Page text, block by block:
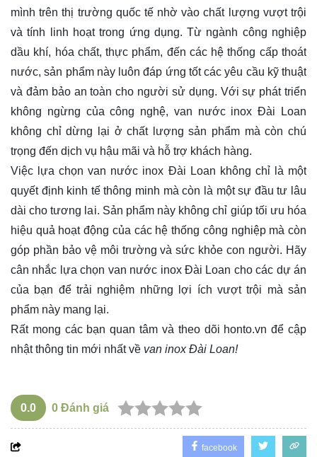
mình trên thị trường quốc tế nhờ vào chất lượng vượt trội
và tính linh hoạt trong ứng dụng. Từ ngành công nghiệp
dầu khí, hóa chất, thực phẩm, đến các hệ thống cấp thoát
nước, sản phẩm này luôn đáp ứng tốt các yêu cầu kỹ thuật
và đảm bảo an toàn cho người sử dụng. Với sự phát triển
không ngừng của công nghệ, van nước inox Đài Loan
không chỉ dừng lại ở chất lượng sản phẩm mà còn chú
trọng đến dịch vụ hậu mãi và hỗ trợ khách hàng.
Việc lựa chọn van nước inox Đài Loan không chỉ là một
quyết định kinh tế thông minh mà còn là một sự đầu tư lâu
dài cho tương lai. Sản phẩm này không chỉ giúp tối ưu hóa
hiệu quả hoạt động của các hệ thống công nghiệp mà còn
góp phần bảo vệ môi trường và sức khỏe con người. Hãy
cân nhắc lựa chọn van nước inox Đài Loan cho các dự án
của bạn để trải nghiệm những lợi ích vượt trội mà sản
phẩm này mang lại.
Rất mong các bạn quan tâm và theo dõi honto.vn để cập
nhật thông tin mới nhất về van inox Đài Loan!
0.0 0 Đánh giá
facebook